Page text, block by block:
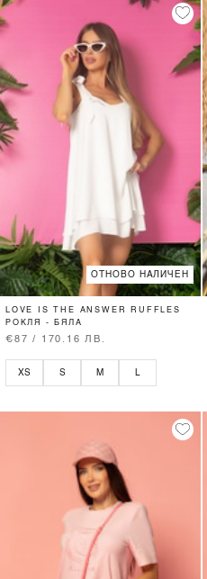
ОТНОВО НАЛИЧЕН
LOVE IS THE ANSWER RUFFLES
РОКЛЯ - БЯЛА
€87 / 170.16 ЛВ.
XS S M L